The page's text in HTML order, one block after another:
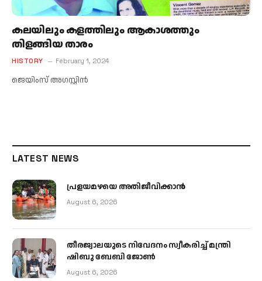
കലയിലും കളത്തിലും ആകാശത്തും
തിളങ്ങിയ താരം
HISTORY February 1, 2024
ജെയിംസ് അഗസ്റ്റിന്‍
LATEST NEWS
പ്രളയമഴയെ അതിജീവിക്കാന്‍
August 6, 2026
തീരജ്വാലയുടെ നിവേദനം സ്വീകരിച്ച് മന്ത്രി
ഷിബു ബേബി ജോൺ
August 6, 2026